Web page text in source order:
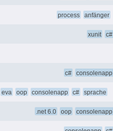
process anfänger
xunit c#
c# consolenapp
eva oop consolenapp c# sprache
.net 6.0 oop consolenapp